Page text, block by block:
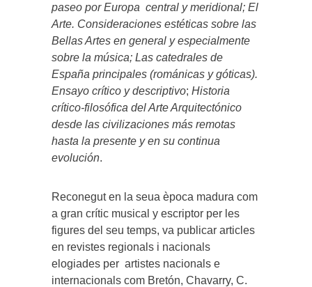
paseo por Europa central y meridional; El
Arte. Consideraciones estéticas sobre las
Bellas Artes en general y especialmente
sobre la música; Las catedrales de
España principales (románicas y góticas).
Ensayo crítico y descriptivo; Historia
crítico-filosófica del Arte Arquitectónico
desde las civilizaciones más remotas
hasta la presente y en su continua
evolución.
Reconegut en la seua època madura com
a gran crític musical y escriptor per les
figures del seu temps, va publicar articles
en revistes regionals i nacionals
elogiades per artistes nacionals e
internacionals com Bretón, Chavarry, C.